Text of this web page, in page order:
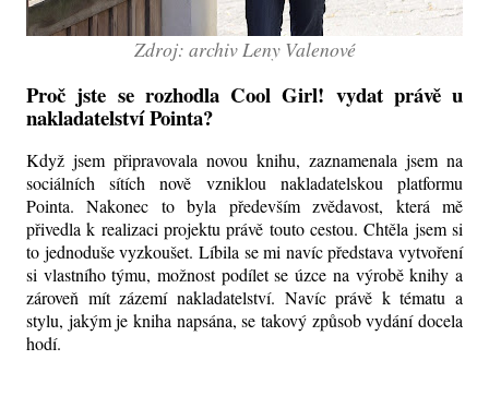
Zdroj: archiv Leny Valenové
Proč jste se rozhodla Cool Girl! vydat právě u
nakladatelství Pointa?
Když jsem připravovala novou knihu, zaznamenala jsem na
sociálních sítích nově vzniklou nakladatelskou platformu
Pointa. Nakonec to byla především zvědavost, která mě
přivedla k realizaci projektu právě touto cestou. Chtěla jsem si
to jednoduše vyzkoušet. Líbila se mi navíc představa vytvoření
si vlastního týmu, možnost podílet se úzce na výrobě knihy a
zároveň mít zázemí nakladatelství. Navíc právě k tématu a
stylu, jakým je kniha napsána, se takový způsob vydání docela
hodí.